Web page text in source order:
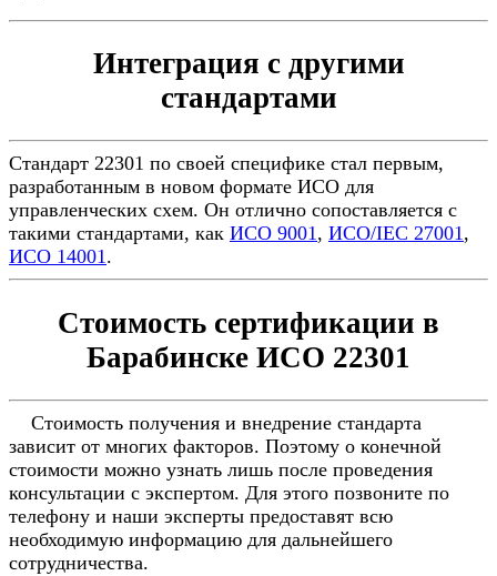
Интеграция с другими
стандартами
Стандарт 22301 по своей специфике стал первым,
разработанным в новом формате ИСО для
управленческих схем. Он отлично сопоставляется с
такими стандартами, как ИСО 9001, ИСО/IEC 27001,
ИСО 14001.
Стоимость сертификации в
Барабинске ИСО 22301
Стоимость получения и внедрение стандарта
зависит от многих факторов. Поэтому о конечной
стоимости можно узнать лишь после проведения
консультации с экспертом. Для этого позвоните по
телефону и наши эксперты предоставят всю
необходимую информацию для дальнейшего
сотрудничества.